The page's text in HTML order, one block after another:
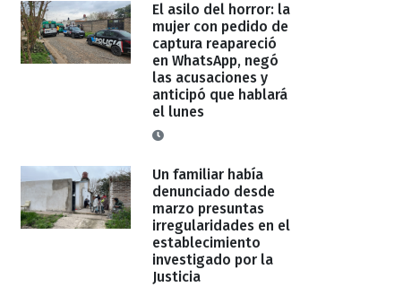
El asilo del horror: la
mujer con pedido de
captura reapareció
en WhatsApp, negó
las acusaciones y
anticipó que hablará
el lunes
Un familiar había
denunciado desde
marzo presuntas
irregularidades en el
establecimiento
investigado por la
Justicia